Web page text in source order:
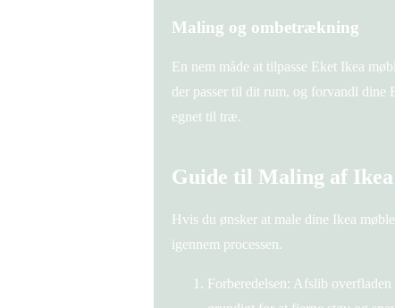
Maling og ombetrækning
En nem måde at tilpasse Eket Ikea
der passer til dit rum, og forvandl
egnet til træ.
Guide til Maling af
Hvis du ønsker at male dine Ikea
igennem processen.
Forberedelsen: Afslib